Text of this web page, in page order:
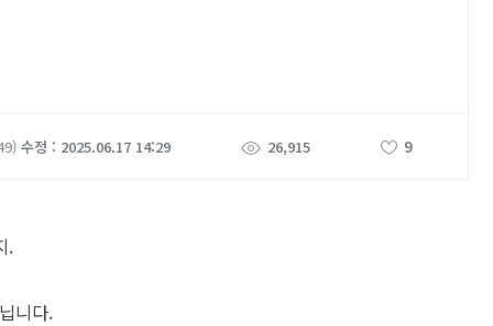
수정 : 2025.06.17 14:29 26,915 9
.
니다.